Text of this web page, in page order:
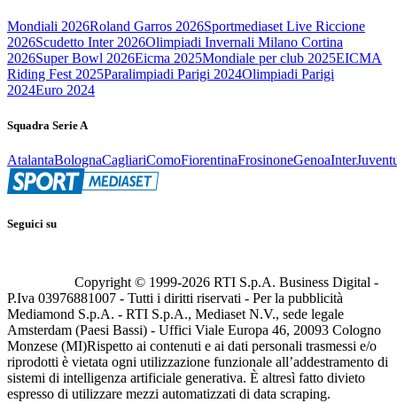
Mondiali 2026Roland Garros 2026Sportmediaset Live Riccione
2026Scudetto Inter 2026Olimpiadi Invernali Milano Cortina
2026Super Bowl 2026Eicma 2025Mondiale per club 2025EICMA
Riding Fest 2025Paralimpiadi Parigi 2024Olimpiadi Parigi
2024Euro 2024
Squadra Serie A
AtalantaBolognaCagliariComoFiorentinaFrosinoneGenoaInter
Seguici su
Copyright © 1999-2026 RTI S.p.A. Business Digital -
P.Iva 03976881007 - Tutti i diritti riservati - Per la pubblicità
Mediamond S.p.A. - RTI S.p.A., Mediaset N.V., sede legale
Amsterdam (Paesi Bassi) - Uffici Viale Europa 46, 20093 Cologno
Monzese (MI)Rispetto ai contenuti e ai dati personali trasmessi e/o
riprodotti è vietata ogni utilizzazione funzionale all’addestramento di
sistemi di intelligenza artificiale generativa. È altresì fatto divieto
espresso di utilizzare mezzi automatizzati di data scraping.